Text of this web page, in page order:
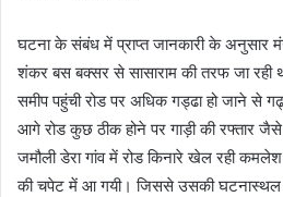
घटना के संबंध में प्राप्त जानकारी के अनुसार
शंकर बस बक्सर से सासाराम की तरफ जा रही
समीप पहुंची रोड पर अधिक गड्ढा हो जाने से
आगे रोड कुछ ठीक होने पर गाड़ी की रफ्तार
जमौली डेरा गांव में रोड किनारे खेल रही कमलेश
की चपेट में आ गयी। जिससे उसकी घटनास्थल